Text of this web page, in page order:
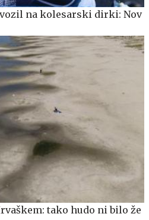
na kolesarski dirki: Nov
tako hudo ni bilo že